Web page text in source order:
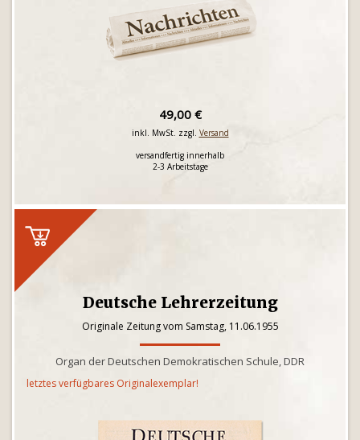
49,00 €
inkl. MwSt. zzgl. Versand
versandfertig innerhalb
2-3 Arbeitstage
Deutsche Lehrerzeitung
Originale Zeitung vom Samstag, 11.06.1955
Organ der Deutschen Demokratischen Schule, DDR
letztes verfügbares Originalexemplar!